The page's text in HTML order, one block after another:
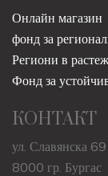
Онлайн магазин
фонд за
Региони в растеж
Фонд за
КОНТАКТ
ул. Славянска 69
8000 гр. Бургас